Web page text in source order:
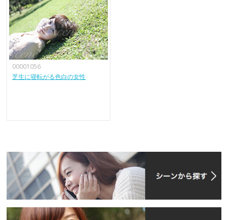
00001056
芝生に寝転がる色白の女性